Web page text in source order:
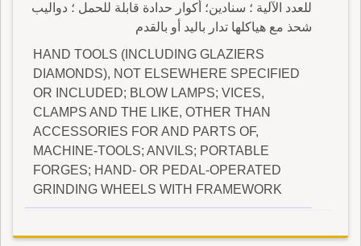
للعدد الآلية ؛ سنادين؛ أكوار حدادة قابلة للحمل ؛ دواليب
شحذ مع هياكلها تدار باليد أو بالقدم
HAND TOOLS (INCLUDING GLAZIERS
DIAMONDS), NOT ELSEWHERE SPECIFIED
OR INCLUDED; BLOW LAMPS; VICES,
CLAMPS AND THE LIKE, OTHER THAN
ACCESSORIES FOR AND PARTS OF,
MACHINE-TOOLS; ANVILS; PORTABLE
FORGES; HAND- OR PEDAL-OPERATED
GRINDING WHEELS WITH FRAMEWORK